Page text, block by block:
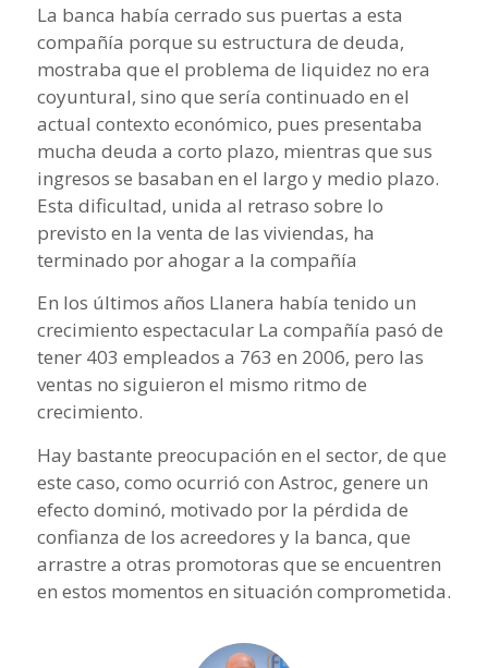
La banca había cerrado sus puertas a esta
compañía porque su estructura de deuda,
mostraba que el problema de liquidez no era
coyuntural, sino que sería continuado en el
actual contexto económico, pues presentaba
mucha deuda a corto plazo, mientras que sus
ingresos se basaban en el largo y medio plazo.
Esta dificultad, unida al retraso sobre lo
previsto en la venta de las viviendas, ha
terminado por ahogar a la compañía
En los últimos años Llanera había tenido un
crecimiento espectacular La compañía pasó de
tener 403 empleados a 763 en 2006, pero las
ventas no siguieron el mismo ritmo de
crecimiento.
Hay bastante preocupación en el sector, de que
este caso, como ocurrió con Astroc, genere un
efecto dominó, motivado por la pérdida de
confianza de los acreedores y la banca, que
arrastre a otras promotoras que se encuentren
en estos momentos en situación comprometida.